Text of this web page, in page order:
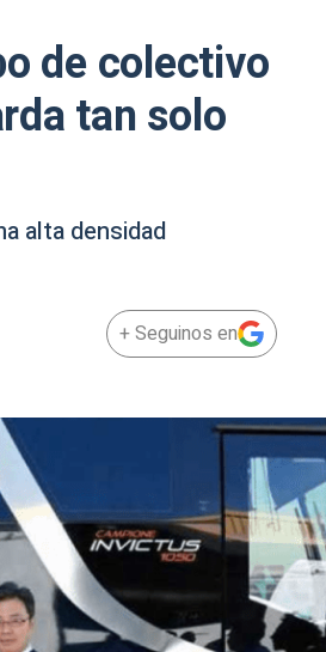
de colectivo
tan solo
alta densidad
+ Seguinos en